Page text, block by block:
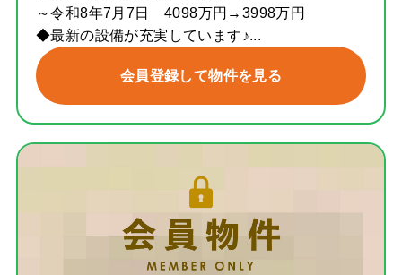
～令和8年7月7日 4098万円→3998万円
◆最新の設備が充実しています♪...
会員登録して物件を見る